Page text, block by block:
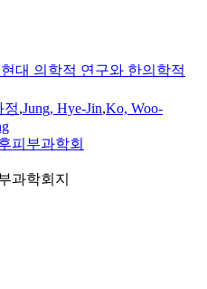
대 의학적 연구와 한의학적
정,Jung, Hye-Jin,Ko, Woo-
피부과학회
과학회지